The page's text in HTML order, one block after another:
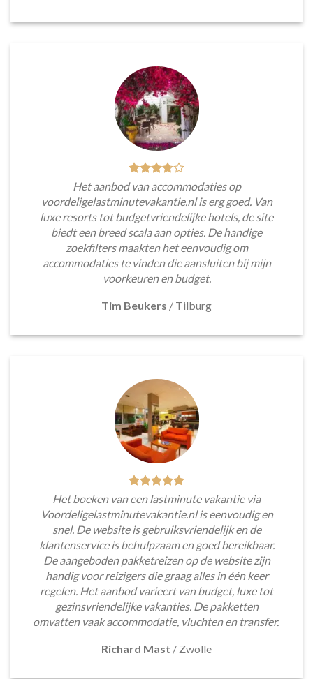
Het aanbod van accommodaties op
voordeligelastminutevakantie.nl is erg goed. Van
luxe resorts tot budgetvriendelijke hotels, de site
biedt een breed scala aan opties. De handige
zoekfilters maakten het eenvoudig om
accommodaties te vinden die aansluiten bij mijn
voorkeuren en budget.
Tim Beukers / Tilburg
Het boeken van een lastminute vakantie via
Voordeligelastminutevakantie.nl is eenvoudig en
snel. De website is gebruiksvriendelijk en de
klantenservice is behulpzaam en goed bereikbaar.
De aangeboden pakketreizen op de website zijn
handig voor reizigers die graag alles in één keer
regelen. Het aanbod varieert van budget, luxe tot
gezinsvriendelijke vakanties. De pakketten
omvatten vaak accommodatie, vluchten en transfer.
Richard Mast / Zwolle